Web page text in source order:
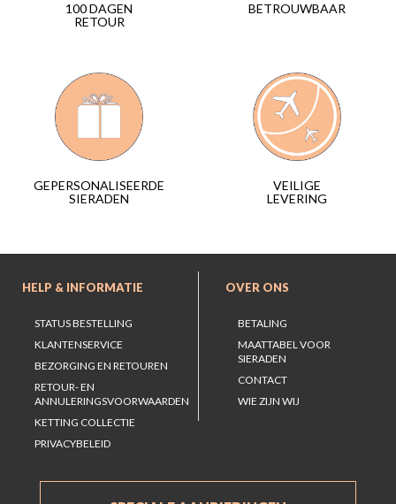
100 DAGEN
RETOUR
BETROUWBAAR
GEPERSONALISEERDE
SIERADEN
VEILIGE
LEVERING
HELP & INFORMATIE
STATUS BESTELLING
KLANTENSERVICE
BEZORGING EN RETOUREN
RETOUR- EN
ANNULERINGSVOORWAARDEN
KETTING COLLECTIE
PRIVACYBELEID
OVER ONS
BETALING
MAATTABEL VOOR
SIERADEN
CONTACT
WIE ZIJN WIJ